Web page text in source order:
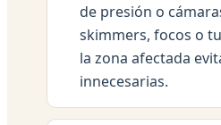
de presión o
skimmers, focos o
la zona afectada
innecesarias.